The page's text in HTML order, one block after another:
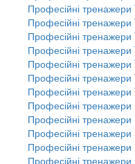
Професійні
Професійні
Професійні
Професійні
Професійні
Професійні
Професійні
Професійні
Професійні
Професійні
Професійні
Професійні